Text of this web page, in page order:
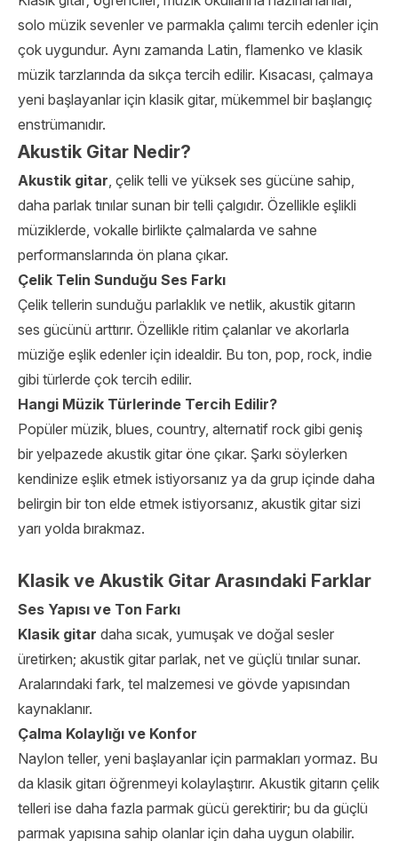
solo müzik sevenler ve parmakla çalımı tercih edenler için
çok uygundur. Aynı zamanda Latin, flamenko ve klasik
müzik tarzlarında da sıkça tercih edilir. Kısacası, çalmaya
yeni başlayanlar için klasik gitar, mükemmel bir başlangıç
enstrümanıdır.
Akustik Gitar Nedir?
Akustik gitar, çelik telli ve yüksek ses gücüne sahip,
daha parlak tınılar sunan bir telli çalgıdır. Özellikle eşlikli
müziklerde, vokalle birlikte çalmalarda ve sahne
performanslarında ön plana çıkar.
Çelik Telin Sunduğu Ses Farkı
Çelik tellerin sunduğu parlaklık ve netlik, akustik gitarın
ses gücünü arttırır. Özellikle ritim çalanlar ve akorlarla
müziğe eşlik edenler için idealdir. Bu ton, pop, rock, indie
gibi türlerde çok tercih edilir.
Hangi Müzik Türlerinde Tercih Edilir?
Popüler müzik, blues, country, alternatif rock gibi geniş
bir yelpazede akustik gitar öne çıkar. Şarkı söylerken
kendinize eşlik etmek istiyorsanız ya da grup içinde daha
belirgin bir ton elde etmek istiyorsanız, akustik gitar sizi
yarı yolda bırakmaz.
Klasik ve Akustik Gitar Arasındaki Farklar
Ses Yapısı ve Ton Farkı
Klasik gitar daha sıcak, yumuşak ve doğal sesler
üretirken; akustik gitar parlak, net ve güçlü tınılar sunar.
Aralarındaki fark, tel malzemesi ve gövde yapısından
kaynaklanır.
Çalma Kolaylığı ve Konfor
Naylon teller, yeni başlayanlar için parmakları yormaz. Bu
da klasik gitarı öğrenmeyi kolaylaştırır. Akustik gitarın çelik
telleri ise daha fazla parmak gücü gerektirir; bu da güçlü
parmak yapısına sahip olanlar için daha uygun olabilir.